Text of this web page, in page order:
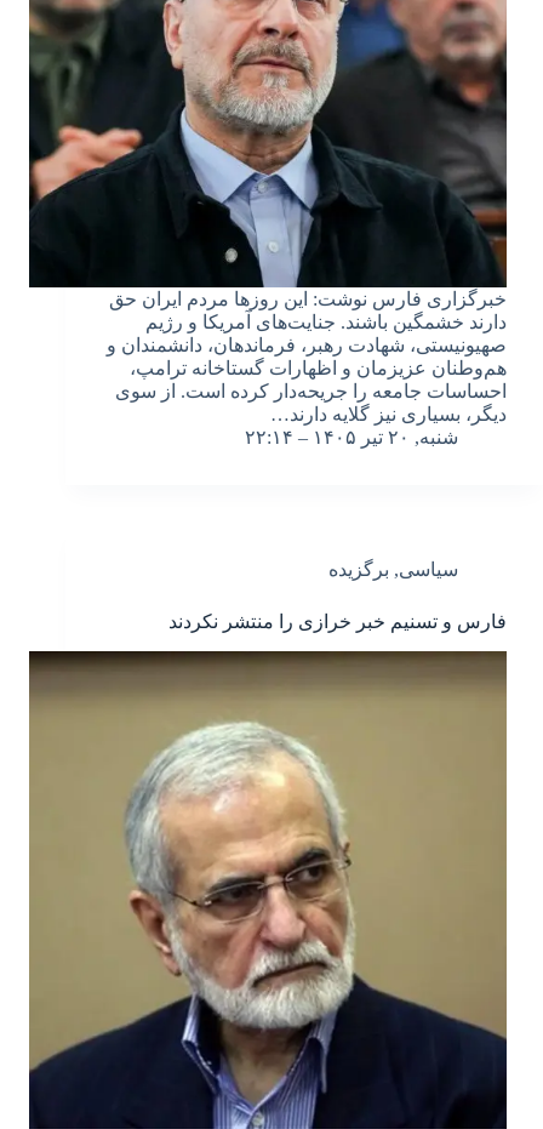
خبرگزاری فارس نوشت: این روزها مردم ایران حق
دارند خشمگین باشند. جنایت‌های آمریکا و رژیم
صهیونیستی، شهادت رهبر، فرماندهان، دانشمندان و
هم‌وطنان عزیزمان و اظهارات گستاخانه ترامپ،
احساسات جامعه را جریحه‌دار کرده است. از سوی
دیگر، بسیاری نیز گلایه دارند…
شنبه, ۲۰ تیر ۱۴۰۵ – ۲۲:۱۴
سیاسی, برگزیده
فارس و تسنیم خبر خرازی را منتشر نکردند